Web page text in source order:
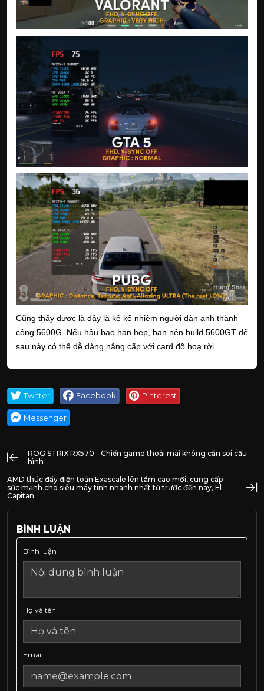
Cũng thấy được là đây là kẻ kế nhiệm người đàn anh thành
công 5600G. Nếu hầu bao hạn hẹp, bạn nên build 5600GT để
sau này có thể dễ dàng nâng cấp với card đồ hoạ rời.
Twitter Facebook Pinterest
Messenger
ROG STRIX RX570 - Chiến game thoải mái không cần soi cấu
hình
AMD thúc đẩy điện toán Exascale lên tầm cao mới, cung cấp
sức mạnh cho siêu máy tính nhanh nhất từ trước đến nay, El
Capitan
BÌNH LUẬN
Bình luận
Họ và tên
Email: